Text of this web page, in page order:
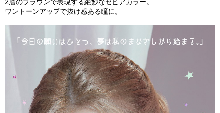
2層のブラウンで表現する絶妙なセピアカラー。
ワントーンアップで抜け感ある瞳に。